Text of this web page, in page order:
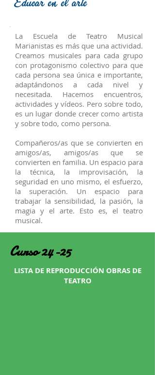
La Escuela de Teatro Musical
Marianistas es más que una actividad.
Creamos musicales para cada grupo
con protagonismo colectivo para que
cada persona sea única e importante,
adaptándonos a cada nivel y
necesitada. Hacemos encuentros,
actividades y vídeos. Pero sobre todo,
es un lugar donde crecer como artista
y sobre todo, como persona.
Compañeros/as que se convierten en
amigos/as, amigos/as que se
convierten en familia. Un espacio para
la técnica, la improvisación, la
seguridad en uno mismo, el esfuerzo,
la superación. Un espacio para
trabajar la sensibilidad, la pasión, la
magia y el arte. Esto es, el teatro
musical.
Curso 24-25
LISTA DE REPRODUCCIÓN OBRAS DE
TEATRO